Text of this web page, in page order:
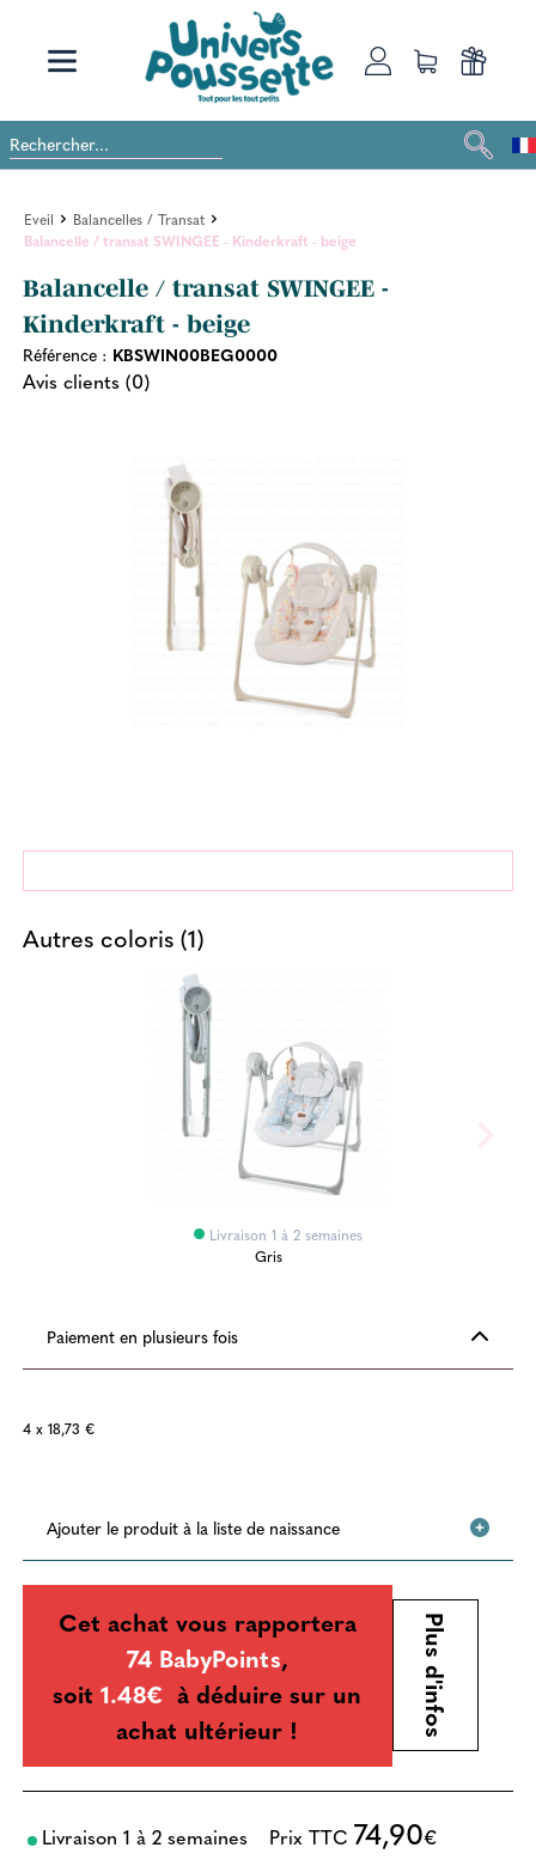
Eveil
Balancelles / Transat
Balancelle / transat SWINGEE - Kinderkraft - beige
Balancelle / transat SWINGEE -
Kinderkraft - beige
Référence : KBSWIN00BEG0000
Avis clients (0)
Autres coloris (1)
Livraison 1 à 2 semaines
Gris
Paiement en plusieurs fois
4 x 18,73 €
Ajouter le produit à la liste de naissance
Cet achat vous rapportera
74 BabyPoints,
soit1.48€ à déduire sur un
achat ultérieur !
Plus d'infos
Livraison 1 à 2 semaines Prix TTC 74,90€